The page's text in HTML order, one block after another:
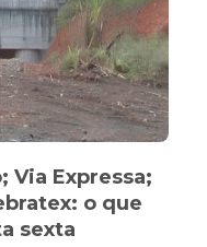
Via Expressa;
o que
sexta